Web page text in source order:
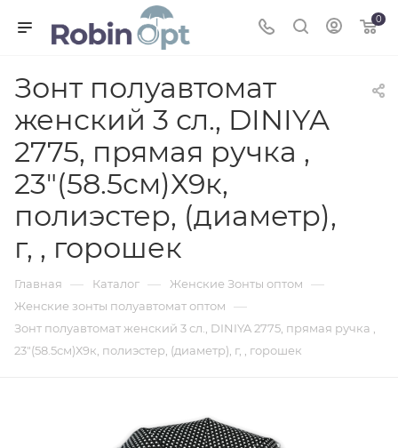
0
Зонт полуавтомат
женский 3 сл., DINIYA
2775, прямая ручка ,
23"(58.5см)Х9к,
полиэстер, (диаметр),
г, , горошек
Главная — Каталог — Женские Зонты оптом —
Женские зонты полуавтомат оптом —
Зонт полуавтомат женский 3 сл., DINIYA 2775, прямая ручка ,
23"(58.5см)Х9к, полиэстер, (диаметр), г, , горошек